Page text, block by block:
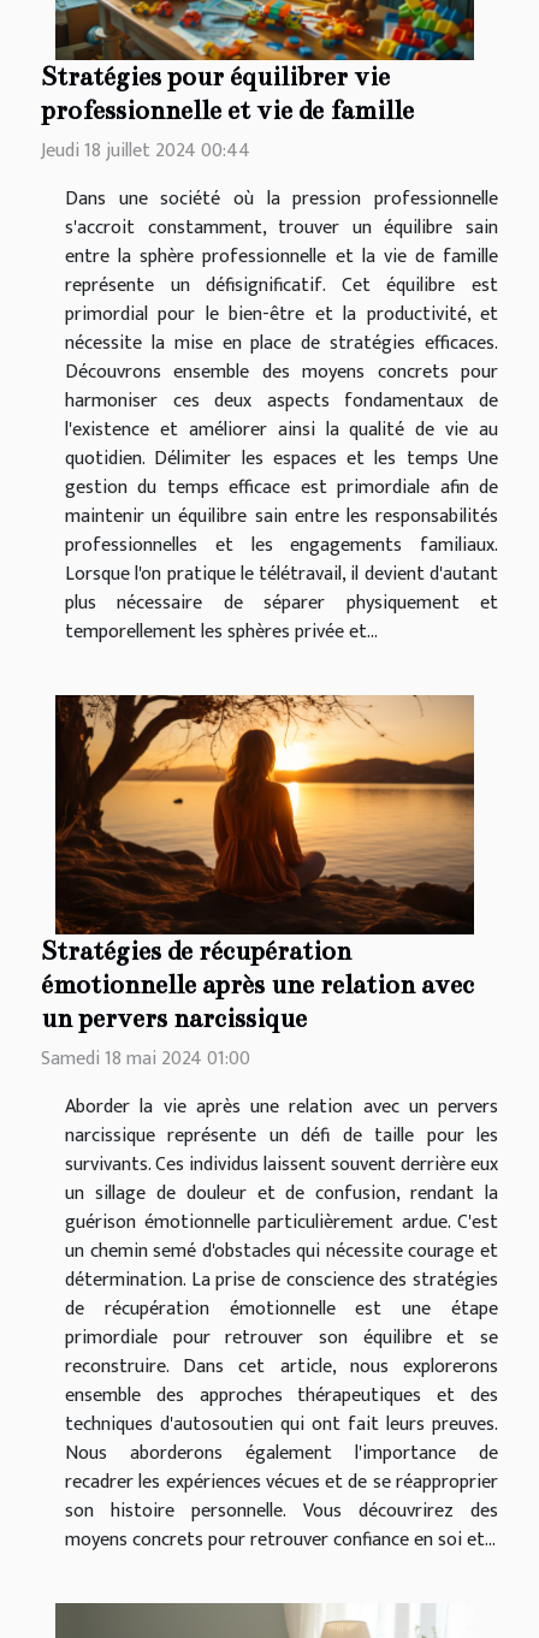
Stratégies pour équilibrer vie
professionnelle et vie de famille
Jeudi 18 juillet 2024 00:44
Dans une société où la pression professionnelle
s'accroit constamment, trouver un équilibre sain
entre la sphère professionnelle et la vie de famille
représente un défisignificatif. Cet équilibre est
primordial pour le bien-être et la productivité, et
nécessite la mise en place de stratégies efficaces.
Découvrons ensemble des moyens concrets pour
harmoniser ces deux aspects fondamentaux de
l'existence et améliorer ainsi la qualité de vie au
quotidien. Délimiter les espaces et les temps Une
gestion du temps efficace est primordiale afin de
maintenir un équilibre sain entre les responsabilités
professionnelles et les engagements familiaux.
Lorsque l'on pratique le télétravail, il devient d'autant
plus nécessaire de séparer physiquement et
temporellement les sphères privée et...
Stratégies de récupération
émotionnelle après une relation avec
un pervers narcissique
Samedi 18 mai 2024 01:00
Aborder la vie après une relation avec un pervers
narcissique représente un défi de taille pour les
survivants. Ces individus laissent souvent derrière eux
un sillage de douleur et de confusion, rendant la
guérison émotionnelle particulièrement ardue. C'est
un chemin semé d'obstacles qui nécessite courage et
détermination. La prise de conscience des stratégies
de récupération émotionnelle est une étape
primordiale pour retrouver son équilibre et se
reconstruire. Dans cet article, nous explorerons
ensemble des approches thérapeutiques et des
techniques d'autosoutien qui ont fait leurs preuves.
Nous aborderons également l'importance de
recadrer les expériences vécues et de se réapproprier
son histoire personnelle. Vous découvrirez des
moyens concrets pour retrouver confiance en soi et...